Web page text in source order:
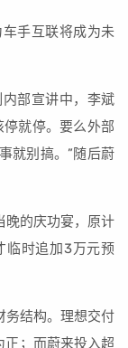
手互联将成为未
部宣讲中，李斌
就停。要么外部
就别搞。”随后蔚
晚的庆功宴，原计
临时追加3万元预
务结构。理想交付
正；而蔚来投入超